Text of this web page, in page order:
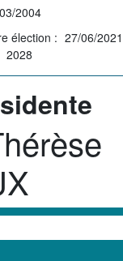
03/2004
élection
27/06/2021
2028